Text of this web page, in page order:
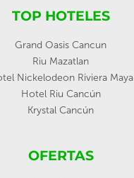
TOP HOTELES
Grand Oasis Cancun
Riu Mazatlan
Nickelodeon Riviera Maya
Hotel Riu Cancún
Krystal Cancún
OFERTAS